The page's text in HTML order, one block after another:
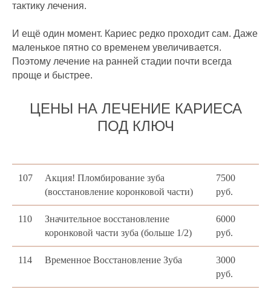
тактику лечения.
И ещё один момент. Кариес редко проходит сам. Даже
маленькое пятно со временем увеличивается.
Поэтому лечение на ранней стадии почти всегда
проще и быстрее.
ЦЕНЫ НА ЛЕЧЕНИЕ КАРИЕСА
ПОД КЛЮЧ
107
Акция! Пломбирование зуба
(восстановление коронковой части)
7500
руб.
110
Значительное восстановление
коронковой части зуба (больше 1/2)
6000
руб.
114 Временное Восстановление Зуба
3000
руб.